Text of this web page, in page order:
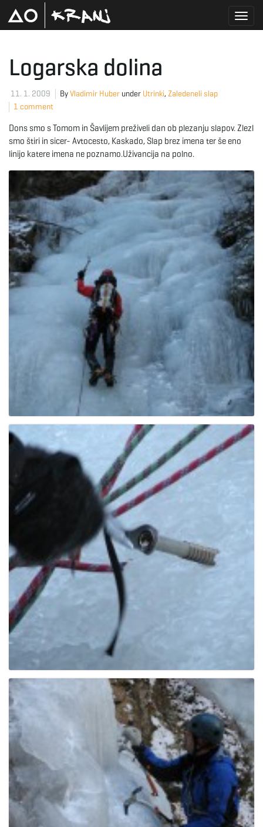
g
l
e
n
a
v
t
o
n
Logarska dolina
11. 1. 2009 ByVladimir Huber under Utrinki, Zaledeneli slap
1 comment
Dons smo s Tomom in Šavlijem preživeli dan ob plezanju slapov. Zlezl
smo štiri in sicer- Avtocesto, Kaskado, Slap brez imena ter še eno
linijo katere imena ne poznamo.Uživancija na polno.